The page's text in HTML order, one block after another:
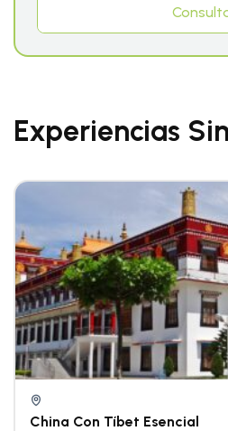
Experiencias
China Con Tíbet Esencial